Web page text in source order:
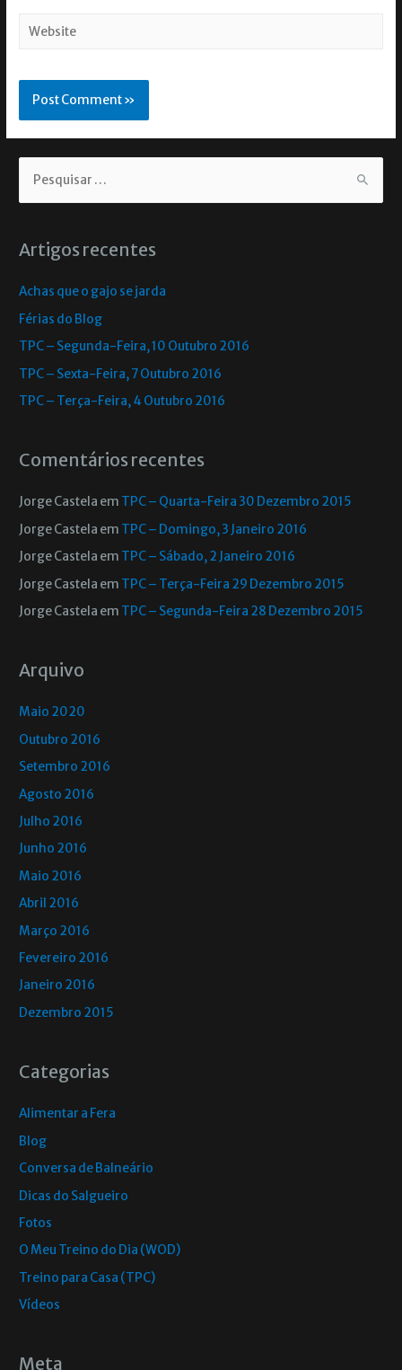
Artigos recentes
Achas que o gajo se jarda
Férias do Blog
TPC – Segunda-Feira, 10 Outubro 2016
TPC – Sexta-Feira, 7 Outubro 2016
TPC – Terça-Feira, 4 Outubro 2016
Comentários recentes
Jorge Castela em TPC – Quarta-Feira 30 Dezembro 2015
Jorge Castela em TPC – Domingo, 3 Janeiro 2016
Jorge Castela em TPC – Sábado, 2 Janeiro 2016
Jorge Castela em TPC – Terça-Feira 29 Dezembro 2015
Jorge Castela em TPC – Segunda-Feira 28 Dezembro 2015
Arquivo
Maio 2020
Outubro 2016
Setembro 2016
Agosto 2016
Julho 2016
Junho 2016
Maio 2016
Abril 2016
Março 2016
Fevereiro 2016
Janeiro 2016
Dezembro 2015
Categorias
Alimentar a Fera
Blog
Conversa de Balneário
Dicas do Salgueiro
Fotos
O Meu Treino do Dia (WOD)
Treino para Casa (TPC)
Vídeos
Meta